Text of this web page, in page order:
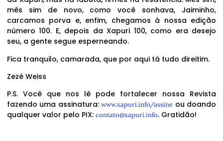
mês sim de novo, como você sonhava, Jaiminho,
carcamos porva e, enfim, chegamos à nossa edição
número 100. E, depois da Xapuri 100, como era desejo
seu, a gente segue esperneando.
Fica tranquilo, camarada, que por aqui tá tudo direitim.
Zezé Weiss
P.S. Você que nos lê pode fortalecer nossa Revista
fazendo uma assinatura:www.xapuri.info/assine ou doando
qualquer valor pelo PIX: contato@xapuri.info. Gratidão!